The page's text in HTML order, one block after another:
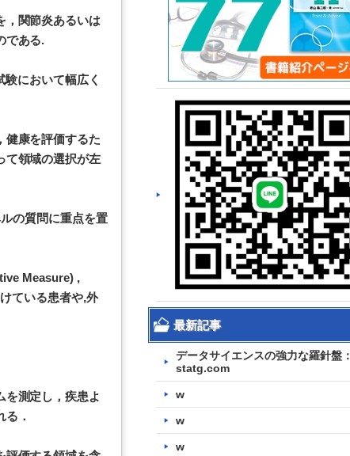
，関節炎あるいは
である.
において幅広く
健康を評価するた
て領域の選択が左
の質問に重点を置
Measure) ,
ている患者や,外
を測定し，疾患よ
．
最新記事
データサイエンスの強力な羅針盤：
statg.com
w
w
w